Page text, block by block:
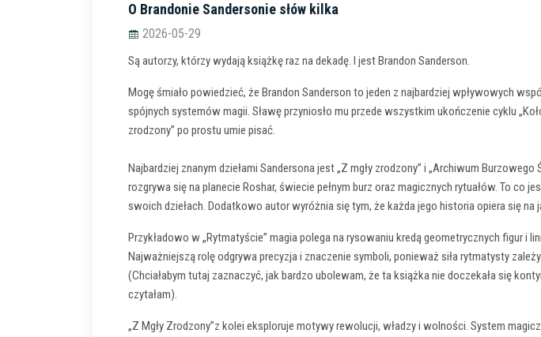
O Brandonie Sandersonie słów kilka
2026-05-29
Są autorzy, którzy wydają książkę raz na dekadę. I jest Brandon Sanderson.
Mogę śmiało powiedzieć, że Brandon Sanderson to jeden z najbardziej wpływowych
spójnych systemów magii. Sławę przyniosło mu przede wszystkim ukończenie cyklu
zrodzony” po prostu umie pisać.
Najbardziej znanym dziełami Sandersona jest „Z mgły zrodzony” i „Archiwum
rozgrywa się na planecie Roshar, świecie pełnym burz oraz magicznych rytuałów. To
swoich dziełach. Dodatkowo autor wyróżnia się tym, że każda jego historia opiera się
Przykładowo w „Rytmatyście” magia polega na rysowaniu kredą geometrycznych figur
Najważniejszą rolę odgrywa precyzja i znaczenie symboli, ponieważ siła rytmatysty
(Chciałabym tutaj zaznaczyć, jak bardzo ubolewam, że ta książka nie doczekała się
czytałam).
„Z Mgły Zrodzony”z kolei eksploruje motywy rewolucji, władzy i wolności. System